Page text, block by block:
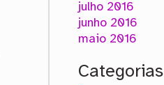
julho 2016
junho 2016
maio 2016
Categorias